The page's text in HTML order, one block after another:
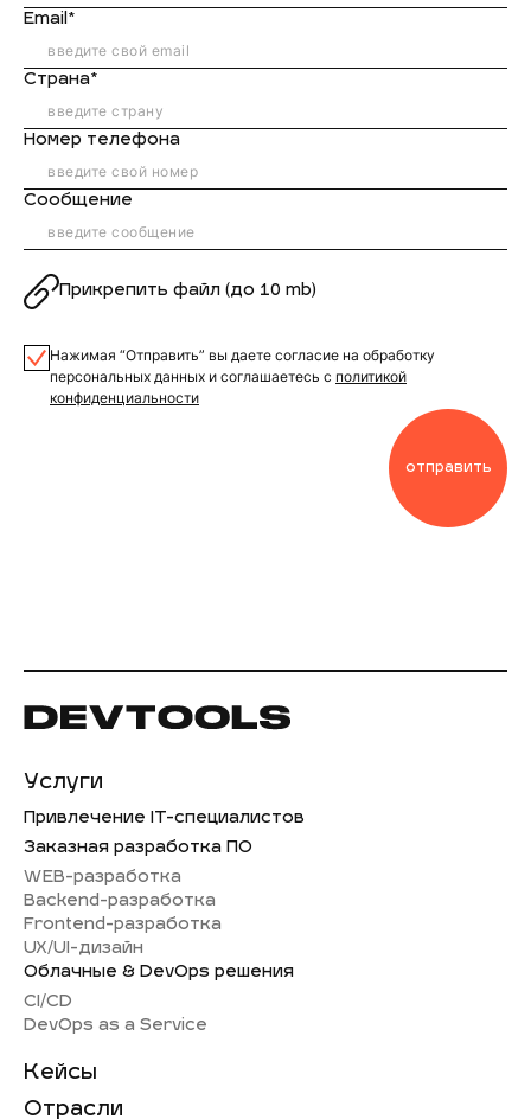
Email*
Страна*
Номер телефона
Сообщение
Прикрепить файл (до 10 mb)
Нажимая “Отправить” вы даете согласие на обработку
персональных данных и соглашаетесь с политикой
конфиденциальности
отправить
Услуги
Привлечение IT-специалистов
Заказная разработка ПО
WEB-разработка
Backend-разработка
Frontend-разработка
UX/UI-дизайн
Облачные & DevOps решения
CI/CD
DevOps as a Service
Кейсы
Отрасли